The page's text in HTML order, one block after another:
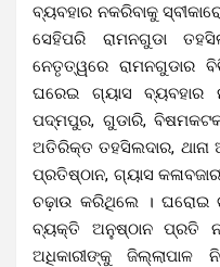
ବ୍ୟବହାର ନକରିବାକୁ
ସେହିପରି ରାମନଗୁଡା
ନେତୃତ୍ୱରେ ରାମନଗୁଡାର
ଘରେଇ ଗ୍ୟାସ ବ୍ୟବହାର
ପଦ୍ମପୁର, ଗୁଡାରି,
ଅତିରିକ୍ତ ତହସିଲଦାର, ଥାନା
ପ୍ରତିଷ୍ଠାନ, ଗ୍ୟାସ
ଚଢ଼ାଉ କରିଥିଲେ । ଘରୋଇ
ବ୍ୟକ୍ତି ଅନୁଷ୍ଠାନ ପ୍ରତି
ଅଧିକାରୀଙ୍କୁ ଜିଲ୍ଲାପାଳ